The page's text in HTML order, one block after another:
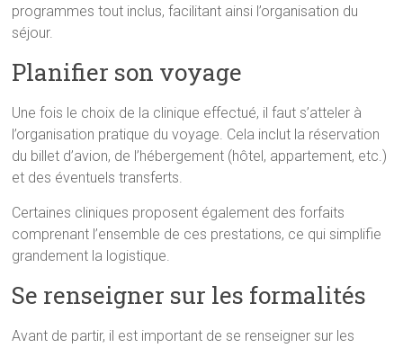
programmes tout inclus, facilitant ainsi l’organisation du
séjour.
Planifier son voyage
Une fois le choix de la clinique effectué, il faut s’atteler à
l’organisation pratique du voyage. Cela inclut la réservation
du billet d’avion, de l’hébergement (hôtel, appartement, etc.)
et des éventuels transferts.
Certaines cliniques proposent également des forfaits
comprenant l’ensemble de ces prestations, ce qui simplifie
grandement la logistique.
Se renseigner sur les formalités
Avant de partir, il est important de se renseigner sur les